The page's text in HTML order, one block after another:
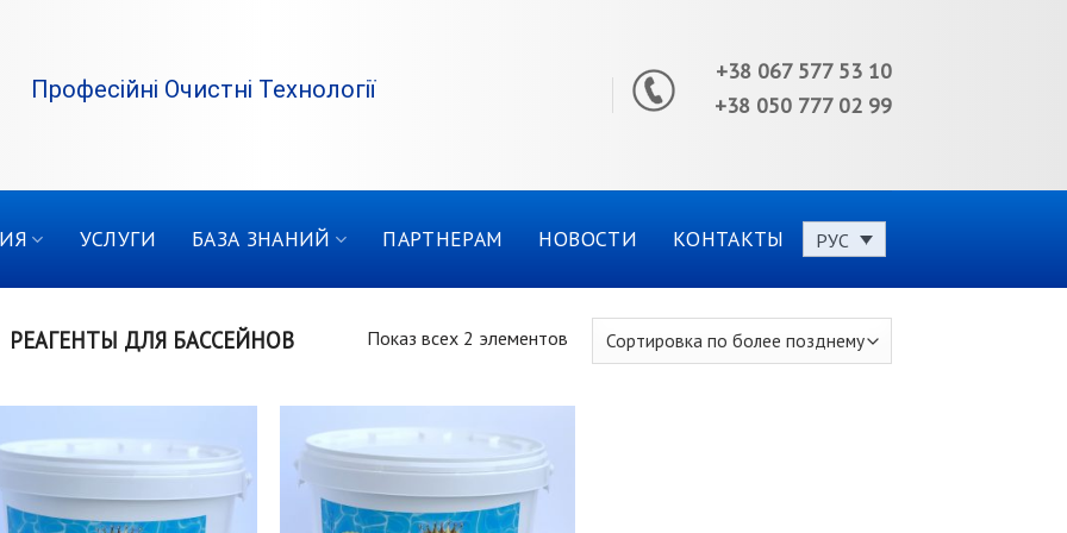
Професійні Очистні Технології
+38 067 577 53 10
+38 050 777 02 99
УСЛУГИ БАЗА ЗНАНИЙ ПАРТНЕРАМ НОВОСТИ КОНТАКТЫ РУС
РЕАГЕНТЫ ДЛЯ БАССЕЙНОВ Показ всех 2 элементов